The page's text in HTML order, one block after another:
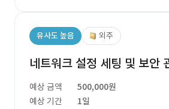
유사도 높음 외주
네트워크 설정 세팅 및 보안
예상 금액
500,000원
예상 기간
1일